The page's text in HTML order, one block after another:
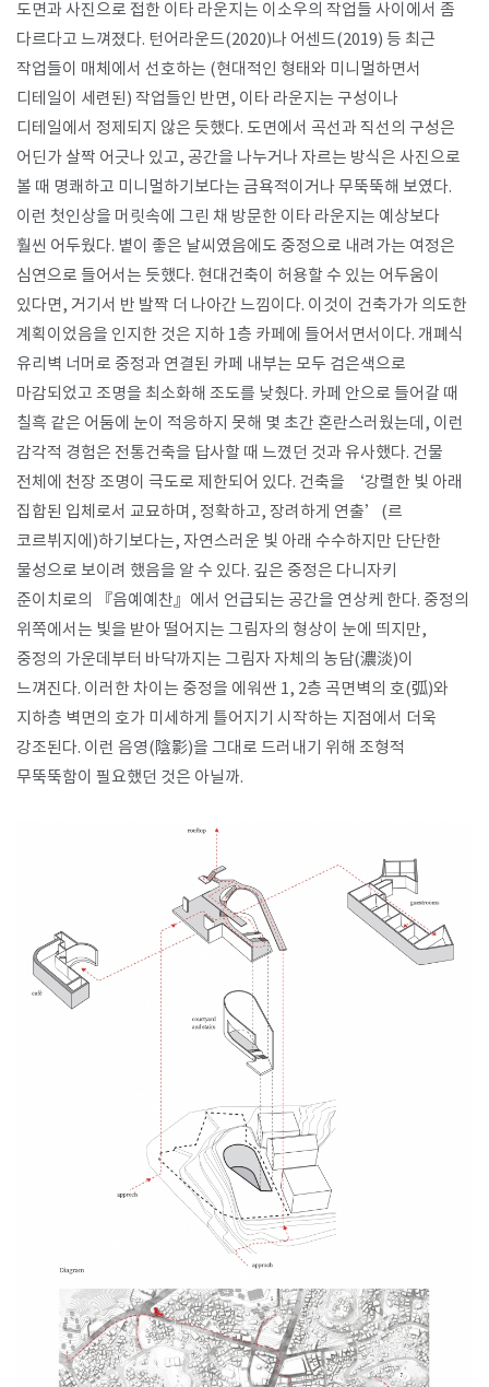
도면과 사진으로 접한 이타 라운지는 이소우의 작업들 사이에서 좀
다르다고 느껴졌다. 턴어라운드(2020)나 어센드(2019) 등 최근
작업들이 매체에서 선호하는 (현대적인 형태와 미니멀하면서
디테일이 세련된) 작업들인 반면, 이타 라운지는 구성이나
디테일에서 정제되지 않은 듯했다. 도면에서 곡선과 직선의 구성은
어딘가 살짝 어긋나 있고, 공간을 나누거나 자르는 방식은 사진으로
볼 때 명쾌하고 미니멀하기보다는 금욕적이거나 무뚝뚝해 보였다.
이런 첫인상을 머릿속에 그린 채 방문한 이타 라운지는 예상보다
훨씬 어두웠다. 볕이 좋은 날씨였음에도 중정으로 내려가는 여정은
심연으로 들어서는 듯했다. 현대건축이 허용할 수 있는 어두움이
있다면, 거기서 반 발짝 더 나아간 느낌이다. 이것이 건축가가 의도한
계획이었음을 인지한 것은 지하 1층 카페에 들어서면서이다. 개폐식
유리벽 너머로 중정과 연결된 카페 내부는 모두 검은색으로
마감되었고 조명을 최소화해 조도를 낮췄다. 카페 안으로 들어갈 때
칠흑 같은 어둠에 눈이 적응하지 못해 몇 초간 혼란스러웠는데 , 이런
감각적 경험은 전통건축을 답사할 때 느꼈던 것과 유사했다. 건물
전체에 천장 조명이 극도로 제한되어 있다. 건축을 ‘강렬한 빛 아래
집합된 입체로서 교묘하며 , 정확하고, 장려하게 연출’(르
코르뷔지에 )하기보다는, 자연스러운 빛 아래 수수하지만 단단한
물성으로 보이려 했음을 알 수 있다. 깊은 중정은 다니자키
준이치로의
『음예예찬』 에서 언급되는 공간을 연상케 한다. 중정의
위쪽에서는 빛을 받아 떨어지는 그림자의 형상이 눈에 띄지만,
중정의 가운데부터 바닥까지는 그림자 자체의 농담(濃淡)이
느껴진다. 이러한 차이는 중정을 에워싼 1, 2층 곡면벽의 호(弧)와
지하층 벽면의 호가 미세하게 틀어지기 시작하는 지점에서 더욱
강조된다. 이런 음영(陰影)을 그대로 드러내기 위해 조형적
무뚝뚝함이 필요했던 것은 아닐까.